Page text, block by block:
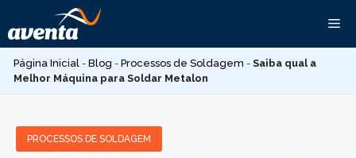
para
o
conteúdo
Página Inicial - Blog - Processos de Soldagem - Saiba qual a
Melhor Máquina para Soldar Metalon
PROCESSOS DE SOLDAGEM